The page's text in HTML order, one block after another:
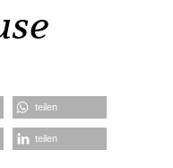
teilen
teilen